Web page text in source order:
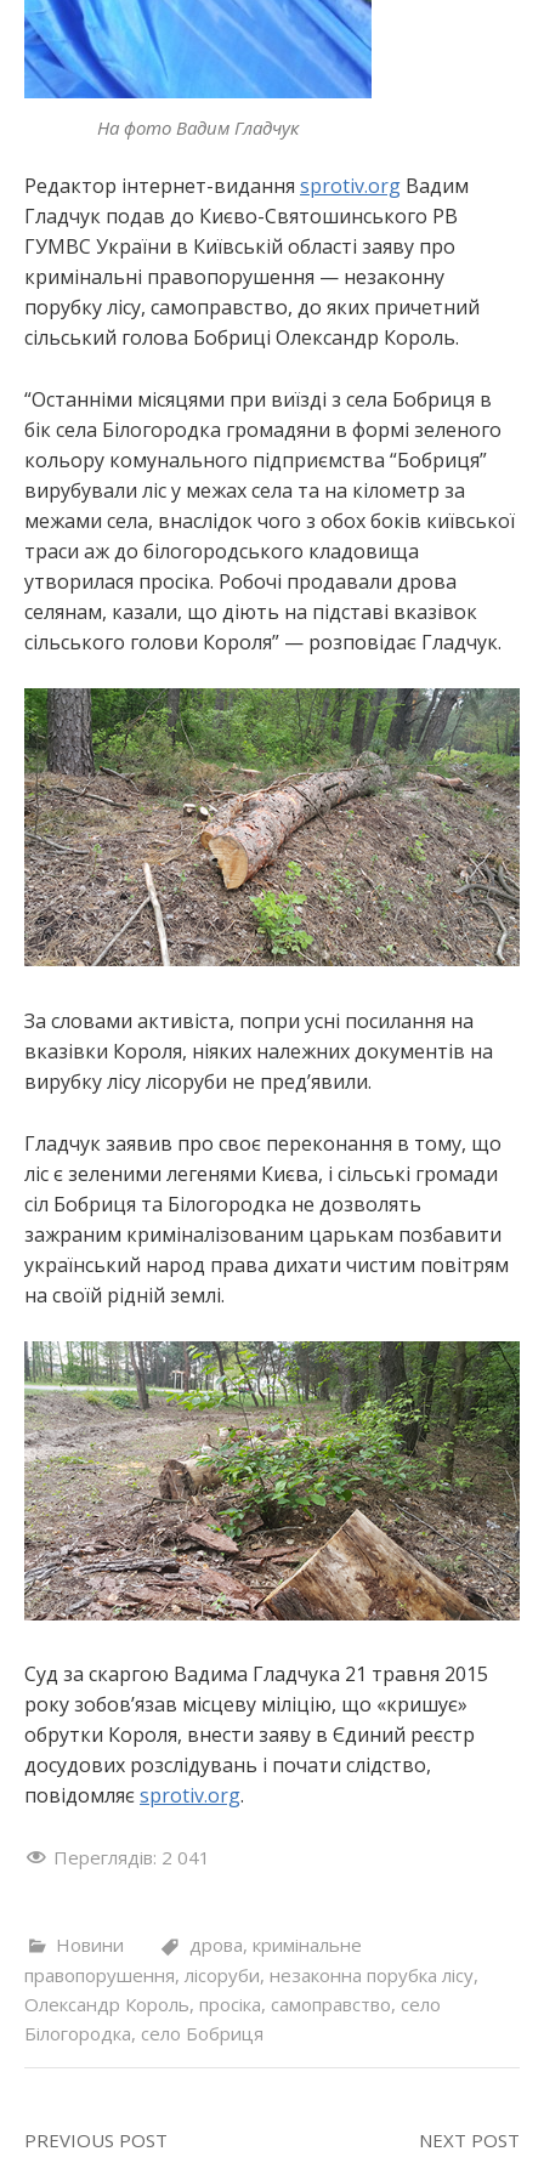
На фото Вадим Гладчук
Редактор інтернет-видання sprotiv.org Вадим
Гладчук подав до Києво-Святошинського РВ
ГУМВС України в Київській області заяву про
кримінальні правопорушення — незаконну
порубку лісу, самоправство, до яких причетний
сільський голова Бобриці Олександр Король.
“Останніми місяцями при виїзді з села Бобриця в
бік села Білогородка громадяни в формі зеленого
кольору комунального підприємства “Бобриця”
вирубували ліс у межах села та на кілометр за
межами села, внаслідок чого з обох боків київської
траси аж до білогородського кладовища
утворилася просіка. Робочі продавали дрова
селянам, казали, що діють на підставі вказівок
сільського голови Короля” — розповідає Гладчук.
За словами активіста, попри усні посилання на
вказівки Короля, ніяких належних документів на
вирубку лісу лісоруби не пред’явили.
Гладчук заявив про своє переконання в тому, що
ліс є зеленими легенями Києва, і сільські громади
сіл Бобриця та Білогородка не дозволять
зажраним криміналізованим царькам позбавити
український народ права дихати чистим повітрям
на своїй рідній землі.
Суд за скаргою Вадима Гладчука 21 травня 2015
року зобов’язав місцеву міліцію, що «кришує»
обрутки Короля, внести заяву в Єдиний реєстр
досудових розслідувань і почати слідство,
повідомляєsprotiv.org.
Переглядів: 2 041
Новини дрова, кримінальне
правопорушення, лісоруби, незаконна порубка лісу,
Олександр Король, просіка, самоправство, село
Білогородка, село Бобриця
PREVIOUS POST NEXT POST